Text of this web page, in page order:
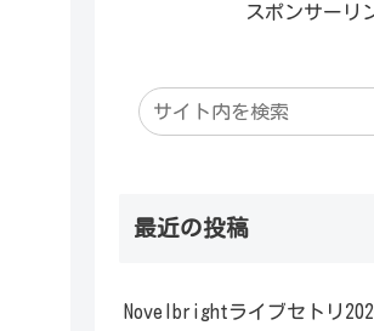
スポンサーリ
最近の投稿
Novelbrightライブセトリ